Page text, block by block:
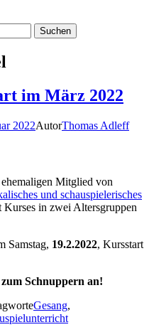
im März 2022
2022AutorThomas Adleff
Mitglied von
und schauspielerisches
in zwei Altersgruppen
Samstag, 19.2.2022, Kursstart
Schnuppern an!
Gesang,